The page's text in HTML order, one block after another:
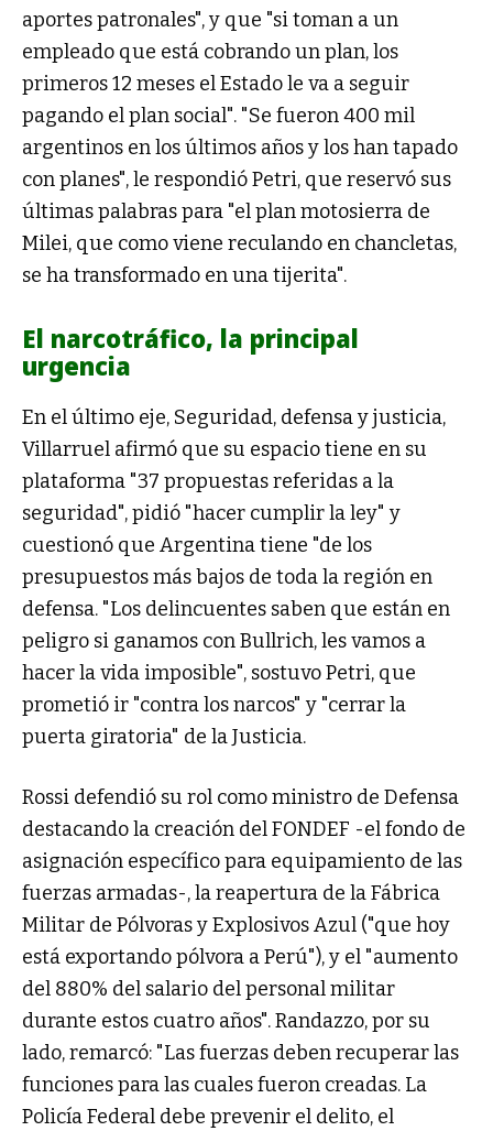
aportes patronales", y que "si toman a un
empleado que está cobrando un plan, los
primeros 12 meses el Estado le va a seguir
pagando el plan social". "Se fueron 400 mil
argentinos en los últimos años y los han tapado
con planes", le respondió Petri, que reservó sus
últimas palabras para "el plan motosierra de
Milei, que como viene reculando en chancletas,
se ha transformado en una tijerita".
El narcotráfico, la principal
urgencia
En el último eje, Seguridad, defensa y justicia,
Villarruel afirmó que su espacio tiene en su
plataforma "37 propuestas referidas a la
seguridad", pidió "hacer cumplir la ley" y
cuestionó que Argentina tiene "de los
presupuestos más bajos de toda la región en
defensa. "Los delincuentes saben que están en
peligro si ganamos con Bullrich, les vamos a
hacer la vida imposible", sostuvo Petri, que
prometió ir "contra los narcos" y "cerrar la
puerta giratoria" de la Justicia.
Rossi defendió su rol como ministro de Defensa
destacando la creación del FONDEF -el fondo de
asignación específico para equipamiento de las
fuerzas armadas-, la reapertura de la Fábrica
Militar de Pólvoras y Explosivos Azul ("que hoy
está exportando pólvora a Perú"), y el "aumento
del 880% del salario del personal militar
durante estos cuatro años". Randazzo, por su
lado, remarcó: "Las fuerzas deben recuperar las
funciones para las cuales fueron creadas. La
Policía Federal debe prevenir el delito, el